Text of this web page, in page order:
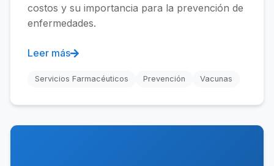
costos y su importancia para la prevención de
enfermedades.
Leer más
Servicios Farmacéuticos Prevención Vacunas